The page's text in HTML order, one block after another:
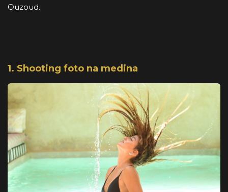
Ouzoud.
1. Shooting foto na medina